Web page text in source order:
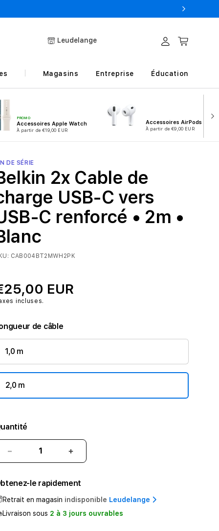
Leudelange ConnexionPanier
Magasins Entreprise Éducation
PROMO
Accessoires Apple Watch
À partir de €19,00 EUR
Accessoires AirPods
À partir de €9,00 EUR
DE SÉRIE
2x Cable de
USB-C vers
C renforcé • 2m •
CAB004BT2MWH2PK
EUR
incluses.
de câble
1,0 m
2,0 m
Réduire
la
de
Belkin
Cable
Augmenter
la
de
Belkin
Cable
le rapidement
Retrait en magasin indisponible Leudelange
Livraison sous 2 à 3 jours ouvrables